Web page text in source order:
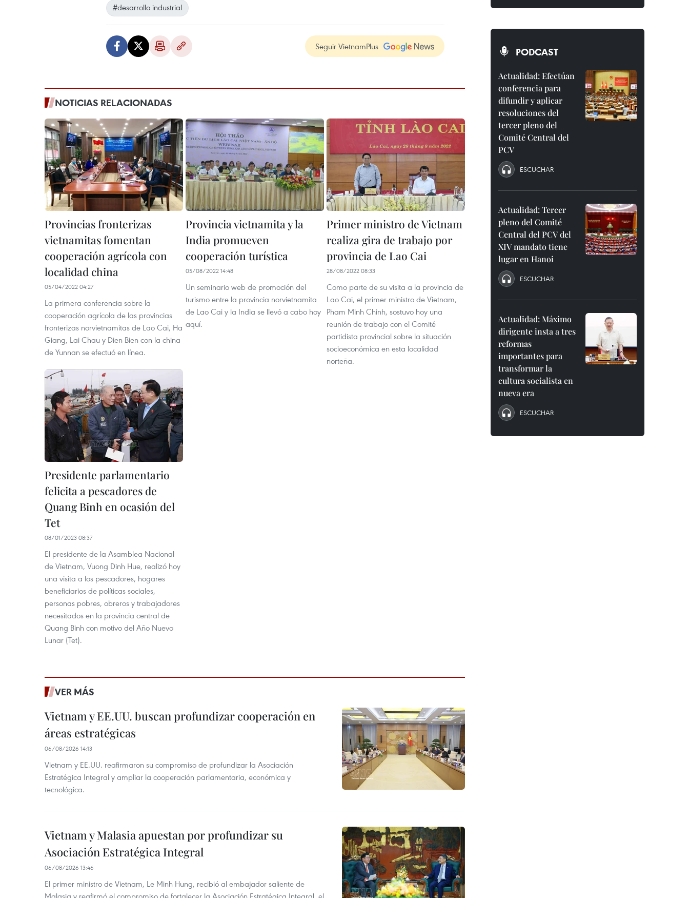
#desarrollo industrial
Seguir VietnamPlus
NOTICIAS RELACIONADAS
Provincias fronterizas
vietnamitas fomentan
cooperación agrícola con
localidad china
05/04/2022 04:27
La primera conferencia sobre la
cooperación agrícola de las provincias
fronterizas norvietnamitas de Lao Cai, Ha
Giang, Lai Chau y Dien Bien con la china
de Yunnan se efectuó en línea.
Provincia vietnamita y la
India promueven
cooperación turística
05/08/2022 14:48
Un seminario web de promoción del
turismo entre la provincia norvietnamita
de Lao Cai y la India se llevó a cabo hoy
aquí.
Primer ministro de Vietnam
realiza gira de trabajo por
provincia de Lao Cai
28/08/2022 08:33
Como parte de su visita a la provincia de
Lao Cai, el primer ministro de Vietnam,
Pham Minh Chinh, sostuvo hoy una
reunión de trabajo con el Comité
partidista provincial sobre la situación
socioeconómica en esta localidad
norteña.
Presidente parlamentario
felicita a pescadores de
Quang Binh en ocasión del
Tet
08/01/2023 08:37
El presidente de la Asamblea Nacional
de Vietnam, Vuong Dinh Hue, realizó hoy
una visita a los pescadores, hogares
beneficiarios de políticas sociales,
personas pobres, obreros y trabajadores
necesitados en la provincia central de
Quang Binh con motivo del Año Nuevo
Lunar (Tet).
VER MÁS
Vietnam y EE.UU. buscan profundizar cooperación en
áreas estratégicas
06/08/2026 14:13
Vietnam y EE.UU. reafirmaron su compromiso de profundizar la Asociación
Estratégica Integral y ampliar la cooperación parlamentaria, económica y
tecnológica.
Vietnam y Malasia apuestan por profundizar su
Asociación Estratégica Integral
06/08/2026 13:46
El primer ministro de Vietnam, Le Minh Hung, recibió al embajador saliente de
Malasia y reafirmó el compromiso de fortalecer la Asociación Estratégica Integral, el
PODCAST
Actualidad: Efectúan
conferencia para
difundir y aplicar
resoluciones del
tercer pleno del
Comité Central del
PCV
ESCUCHAR
Actualidad: Tercer
pleno del Comité
Central del PCV del
XIV mandato tiene
lugar en Hanoi
ESCUCHAR
Actualidad: Máximo
dirigente insta a tres
reformas
importantes para
transformar la
cultura socialista en
nueva era
ESCUCHAR